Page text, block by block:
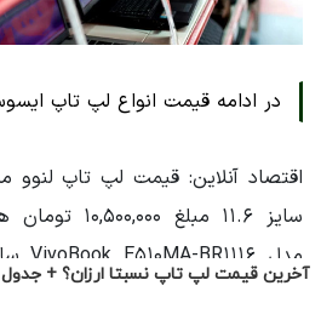
آخرین قیمت لپ تاپ نسبتا ارزان؟ + جدول